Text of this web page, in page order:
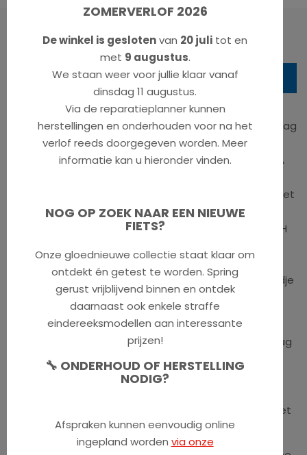
Victoria - Cysalo 11
€ 2699,00 € 2450,00
Voor mensen die een actieve levensstijl leiden en graag
veel en nieuwe dingen ontdekken, is de eTrekking 5.9
precies het juiste ding. De ontwikkelaars van VICTORIA
acceleratie met de BOSCH "Active Line Plus" motor met
50 Nm koppel, die zijn energie haalt uit een 500 Wh
accu. Dit is de grootst mogelijke capaciteit die BOSCH
Dat zorgt voor een aanzienlijke verhoging van de
actieradius en kan van een frisse after-work fietsrondje
een uitgebreide tocht maken.
De stille motor is de beste in zijn klasse en belooft
dankzij zijn compacte formaat een wendbaar rijgedrag
en een goedmoedig en comfortabel rijgedrag - de
beste voorwaarden voor een tocht buiten de
onderhoudsarme 7-speed "Nexus" naafversnelling met
vrijloop van SHIMANO rondt het aandrijfpakket af.
ZOMERVERLOF 2026
De winkel is geslotenvan 20 juli tot en
met 9 augustus.
We staan weer voor jullie klaar vanaf
dinsdag 11 augustus.
Via de reparatieplanner kunnen
herstellingen en onderhouden voor na het
verlof reeds doorgegeven worden. Meer
informatie kan u hieronder vinden.
NOG OP ZOEK NAAR EEN NIEUWE
FIETS?
Onze gloednieuwe collectie staat klaar om
ontdekt én getest te worden. Spring
gerust vrijblijvend binnen en ontdek
daarnaast ook enkele straffe
eindereeksmodellen aan interessante
prijzen!
🔧 ONDERHOUD OF HERSTELLING
NODIG?
Afspraken kunnen eenvoudig online
ingepland worden via onze